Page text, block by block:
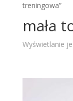
treningowa”
mała
Wyświetlanie